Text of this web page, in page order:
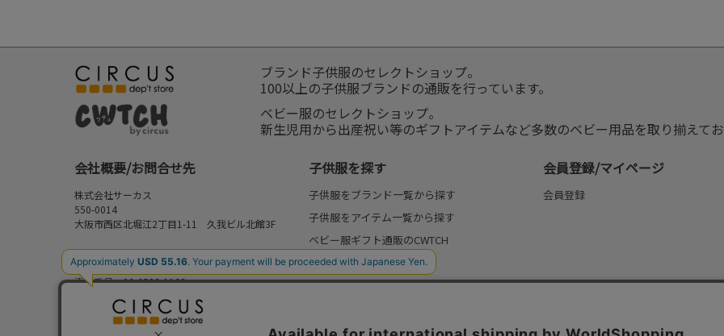
ブランド子供服のセレクトショップ。
100以上の子供服ブランドの通販を行っています。
ベビー服のセレクトショップ。
新生児用から出産祝い等のギフトアイテムなど多数のベビー用品を取り揃えてお
会社概要/お問合せ先
株式会社サーカス
550-0014
大阪市西区北堀江2丁目1-11 久我ビル北館3F
お問合せ先
⇒FAQ/お問合せフォーム
電話番号：06-6538-1163
営業時間：10:00-17:00
定休日：日曜・祝日
子供服を探す
子供服をブランド一覧から探す
子供服をアイテム一覧から探す
ベビー服ギフト通販のCWTCH
新作
再入荷
セール
会員登録/マイページ
会員登録